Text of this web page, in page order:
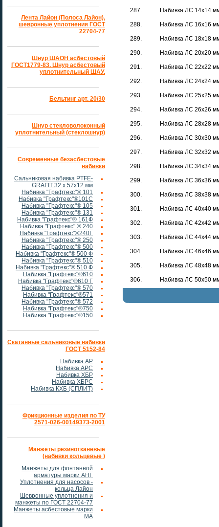
Лента Лайон (Полоса Лайон),
шевронные уплотнения ГОСТ
22704-77
Шнур ШАОН асбестовый
ГОСТ1779-83. Шнур асбестовый
уплотнительный ШАУ.
Бельтинг арт. 20/30
Шнур стекловолоконный
уплотнительный (стеклошнур)
Современные безасбестовые
набивки
Сальниковая набивка PTFE-
GRAFIT 32 х 57х12 мм
Набивка "Графтекс"® 101
Набивка "Графтекс"®101С
Набивка "Графтекс"® 105
Набивка "Графтекс"® 131
Набивка "Графтекс"® 161Ф
Набивка "Графтекс" ® 240
Набивка "Графтекс"®240Г
Набивка "Графтекс"® 250
Набивка "Графтекс"® 500
Набивка "Графтекс"® 500 Ф
Набивка "Графтекс"® 510
Набивка "Графтекс"® 510 Ф
Набивка "Графтекс"®610
Набивка "Графтекс"®610 Г
Набивка "Графтекс"® 570
Набивка "Графтекс"®571
Набивка "Графтекс"® 572
Набивка "Графтекс"®750
Набивка "Графтекс"®150
Скатанные сальниковые набивки
ГОСТ 5152-84
Набивка АР
Набивка АРС
Набивка ХБР
Набивка ХБРС
Набивка КХБ (СПЛИТ)
Фрикционные изделия по ТУ
2571-026-00149373-2001
Манжеты резинотканевые
(набивки кольцевые )
Манжеты для фонтанной
арматуры марки АНГ
Уплотнения для насосов -
кольца Лайон
Шевронные уплотнения и
манжеты по ГОСТ 22704-77
Манжеты асбестовые марки
МА
287. Набивка ЛС 14х14
288. Набивка ЛС 16х16
289. Набивка ЛС 18х18
290. Набивка ЛС 20х20
291. Набивка ЛС 22х22
292. Набивка ЛС 24х24
293. Набивка ЛС 25х25
294. Набивка ЛС 26х26
295. Набивка ЛС 28х28
296. Набивка ЛС 30х30
297. Набивка ЛС 32х32
298. Набивка ЛС 34х34
299. Набивка ЛС 36х36
300. Набивка ЛС 38х38
301. Набивка ЛС 40х40
302. Набивка ЛС 42х42
303. Набивка ЛС 44х44
304. Набивка ЛС 46х46
305. Набивка ЛС 48х48
306. Набивка ЛС 50х50